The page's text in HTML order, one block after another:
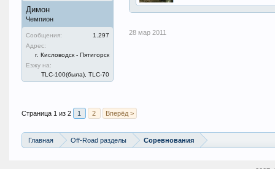
Димон
Чемпион
Сообщения:
1.297
Адрес:
г. Кисловодск - Пятигорск
Езжу на:
TLC-100(была), TLC-70
28 мар 2011
Страница 1 из 2 1 2 Вперёд >
Главная Off-Road разделы Соревнования